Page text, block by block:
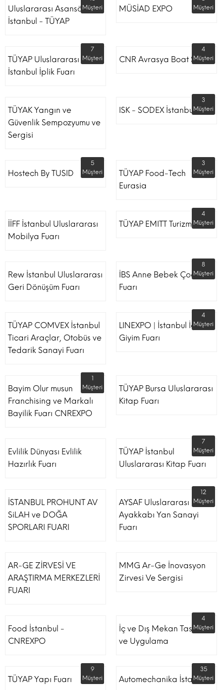
Uluslararası Asansör
İstanbul - TÜYAP
Müşteri
MÜSİAD EXPO
Müşteri
TÜYAP Uluslararası
İstanbul İplik Fuarı
7
Müşteri
CNR Avrasya Boat Show
4
Müşteri
TÜYAK Yangın ve
Güvenlik Sempozyumu ve
Sergisi
ISK - SODEX İstanbul
3
Müşteri
Hostech By TUSID
5
Müşteri
TÜYAP Food-Tech
Eurasia
3
Müşteri
İİFF İstanbul Uluslararası
Mobilya Fuarı
TÜYAP EMITT Turizm Fuarı
4
Müşteri
Rew İstanbul Uluslararası
Geri Dönüşüm Fuarı
İBS Anne Bebek Çocuk
Fuarı
8
Müşteri
TÜYAP COMVEX İstanbul
Ticari Araçlar, Otobüs ve
Tedarik Sanayi Fuarı
LINEXPO | İstanbul İç
Giyim Fuarı
4
Müşteri
Bayim Olur musun
Franchising ve Markalı
Bayilik Fuarı CNREXPO
1
Müşteri
TÜYAP Bursa Uluslararası
Kitap Fuarı
Evlilik Dünyası Evlilik
Hazırlık Fuarı
TÜYAP İstanbul
Uluslararası Kitap Fuarı
7
Müşteri
İSTANBUL PROHUNT AV
SiLAH ve DOĞA
SPORLARI FUARI
AYSAF Uluslararası
Ayakkabı Yan Sanayi
Fuarı
12
Müşteri
AR-GE ZİRVESİ VE
ARAŞTIRMA MERKEZLERİ
FUARI
MMG Ar-Ge İnovasyon
Zirvesi Ve Sergisi
Food İstanbul -
CNREXPO
İç ve Dış Mekan Tasarım
ve Uygulama
4
Müşteri
TÜYAP Yapı Fuarı
9
Müşteri
Automechanika İstanbul
35
Müşteri